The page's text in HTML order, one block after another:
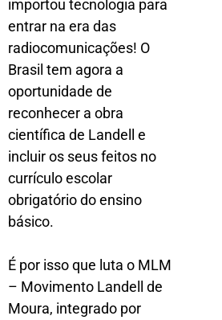
importou tecnologia para
entrar na era das
radiocomunicações! O
Brasil tem agora a
oportunidade de
reconhecer a obra
científica de Landell e
incluir os seus feitos no
currículo escolar
obrigatório do ensino
básico.
É por isso que luta o MLM
– Movimento Landell de
Moura, integrado por